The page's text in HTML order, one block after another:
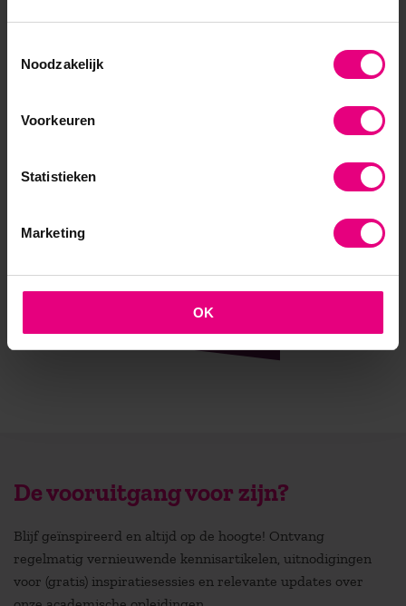
Noodzakelijk
Voorkeuren
Statistieken
Marketing
OK
- Opleider sinds 1988
- Samen leren en reflecteren
De vooruitgang voor zijn?
Blijf geïnspireerd en altijd op de hoogte! Ontvang
regelmatig vernieuwende kennisartikelen, uitnodigingen
voor (gratis) inspiratiesessies en relevante updates over